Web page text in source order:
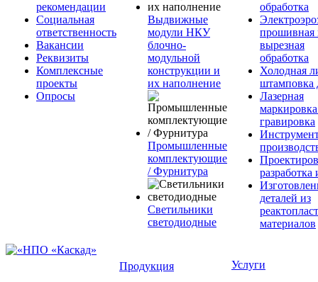
рекомендации
Социальная
ответственность
Вакансии
Реквизиты
Комплексные
проекты
Опросы
Выдвижные
модули НКУ
блочно-
модульной
конструкции и
их наполнение
Промышленные
комплектующие
/ Фурнитура
Светильники
светодиодные
обработка
прошивная
вырезная
обработка
Холодная
штамповка
Лазерная
гравировка
разработка
деталей из
материалов
Продукция
Услуги